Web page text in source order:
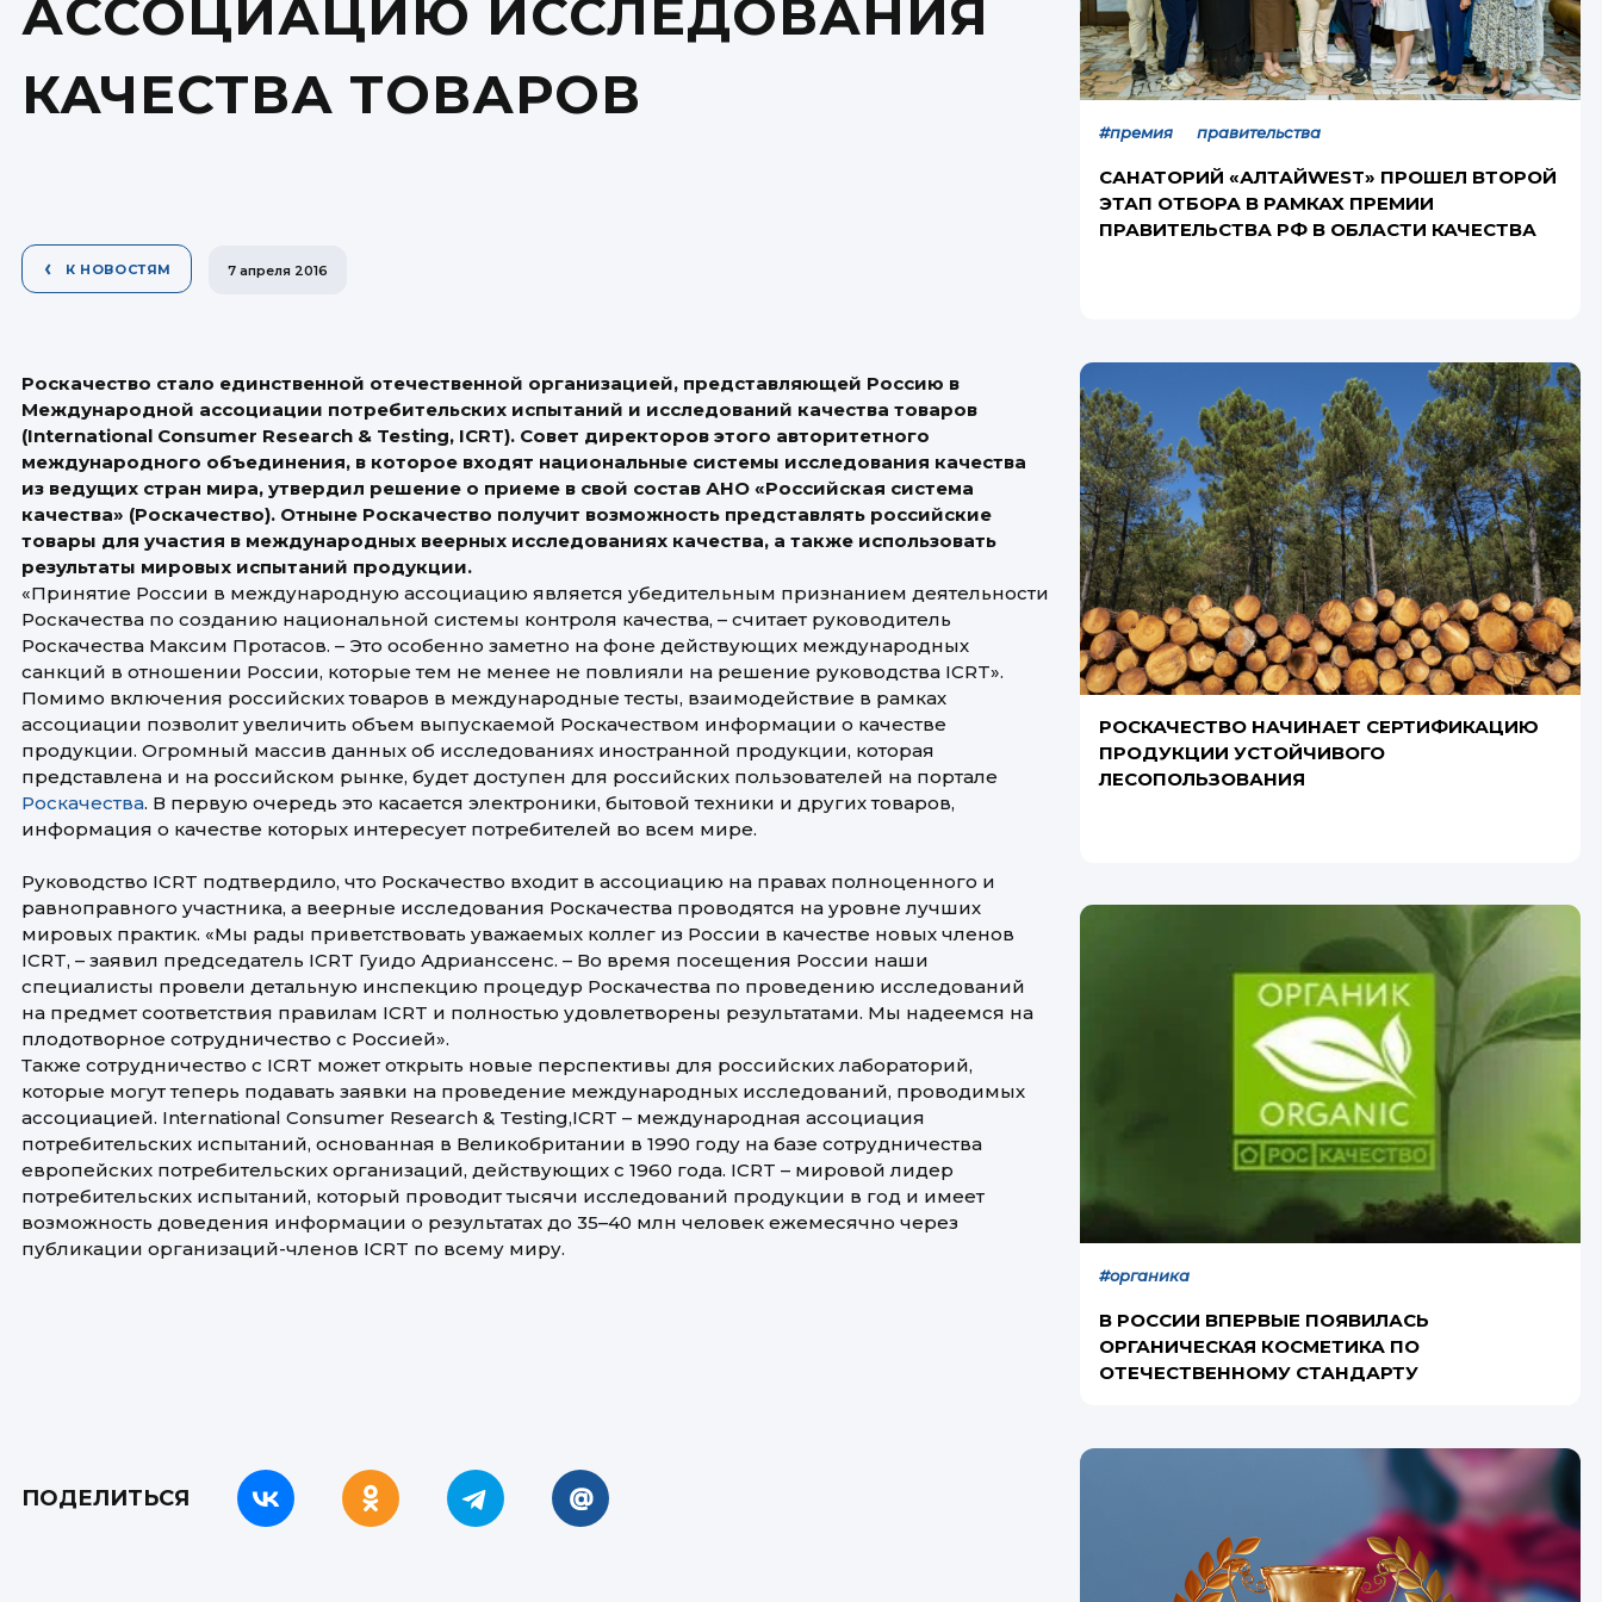
АССОЦИАЦИЮ ИССЛЕДОВАНИЯ
КАЧЕСТВА ТОВАРОВ
К НОВОСТЯМ 7 апреля 2016
Роскачество стало единственной отечественной организацией, представляющей Россию в
Международной ассоциации потребительских испытаний и исследований качества товаров
(International Consumer Research & Testing, ICRT). Совет директоров этого авторитетного
международного объединения, в которое входят национальные системы исследования качества
из ведущих стран мира, утвердил решение о приеме в свой состав АНО «Российская система
качества» (Роскачество). Отныне Роскачество получит возможность представлять российские
товары для участия в международных веерных исследованиях качества, а также использовать
результаты мировых испытаний продукции.
«Принятие России в международную ассоциацию является убедительным признанием деятельности
Роскачества по созданию национальной системы контроля качества, – считает руководитель
Роскачества Максим Протасов. – Это особенно заметно на фоне действующих международных
санкций в отношении России, которые тем не менее не повлияли на решение руководства ICRT».
Помимо включения российских товаров в международные тесты, взаимодействие в рамках
ассоциации позволит увеличить объем выпускаемой Роскачеством информации о качестве
продукции. Огромный массив данных об исследованиях иностранной продукции, которая
представлена и на российском рынке, будет доступен для российских пользователей на портале
Роскачества. В первую очередь это касается электроники, бытовой техники и других товаров,
информация о качестве которых интересует потребителей во всем мире.
Руководство ICRT подтвердило, что Роскачество входит в ассоциацию на правах полноценного и
равноправного участника, а веерные исследования Роскачества проводятся на уровне лучших
мировых практик. «Мы рады приветствовать уважаемых коллег из России в качестве новых членов
ICRT, – заявил председатель ICRT Гуидо Адрианссенс. – Во время посещения России наши
специалисты провели детальную инспекцию процедур Роскачества по проведению исследований
на предмет соответствия правилам ICRT и полностью удовлетворены результатами. Мы надеемся на
плодотворное сотрудничество с Россией».
Также сотрудничество с ICRT может открыть новые перспективы для российских лабораторий,
которые могут теперь подавать заявки на проведение международных исследований, проводимых
ассоциацией. International Consumer Research & Testing,ICRT – международная ассоциация
потребительских испытаний, основанная в Великобритании в 1990 году на базе сотрудничества
европейских потребительских организаций, действующих с 1960 года. ICRT – мировой лидер
потребительских испытаний, который проводит тысячи исследований продукции в год и имеет
возможность доведения информации о результатах до 35–40 млн человек ежемесячно через
публикации организаций-членов ICRT по всему миру.
ПОДЕЛИТЬСЯ
#премия правительства
САНАТОРИЙ «АЛТАЙWEST» ПРОШЕЛ ВТОРОЙ
ЭТАП ОТБОРА В РАМКАХ ПРЕМИИ
ПРАВИТЕЛЬСТВА РФ В ОБЛАСТИ КАЧЕСТВА
РОСКАЧЕСТВО НАЧИНАЕТ СЕРТИФИКАЦИЮ
ПРОДУКЦИИ УСТОЙЧИВОГО
ЛЕСОПОЛЬЗОВАНИЯ
#органика
В РОССИИ ВПЕРВЫЕ ПОЯВИЛАСЬ
ОРГАНИЧЕСКАЯ КОСМЕТИКА ПО
ОТЕЧЕСТВЕННОМУ СТАНДАРТУ